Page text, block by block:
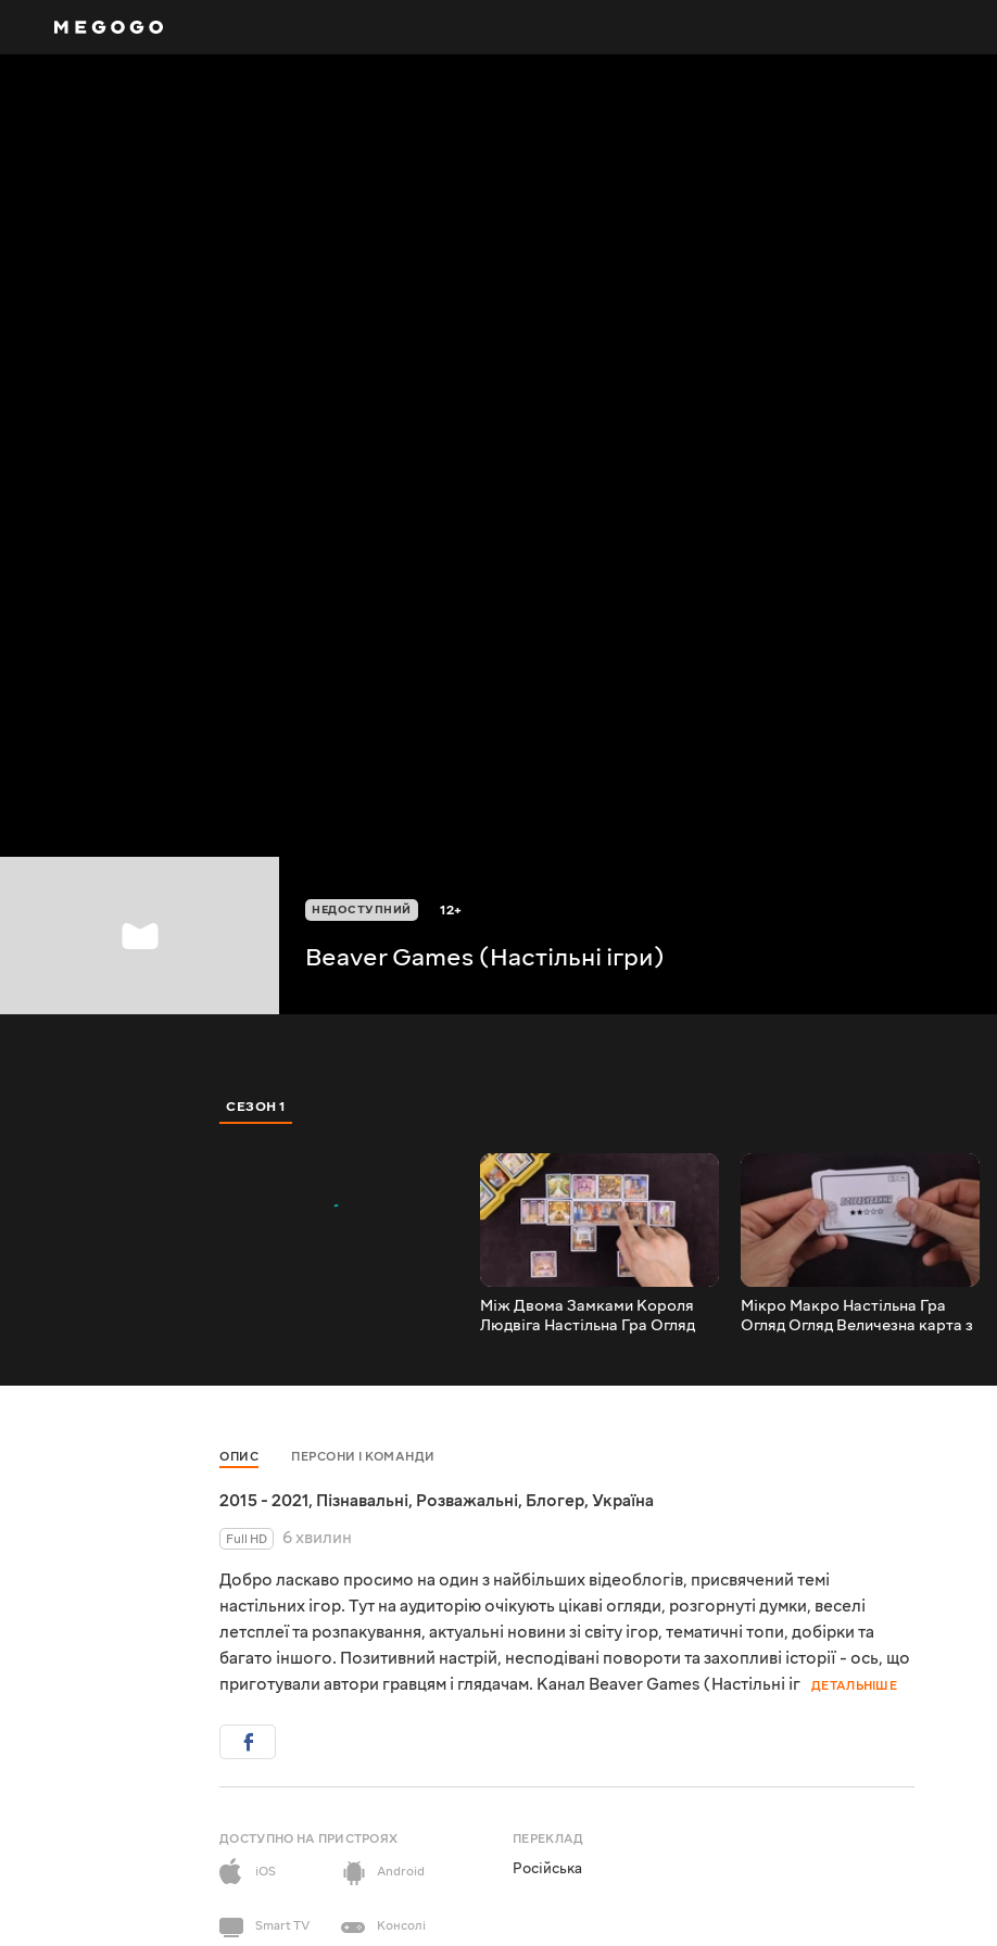
НЕДОСТУПНИЙ 12+
Beaver Games (Настільні ігри)
СЕЗОН 1
Між Двома Замками Короля
Людвіга Настільна Гра Огляд
Мікро Макро Настільна Гра
Огляд Огляд Величезна карта з
ОПИС ПЕРСОНИ І КОМАНДИ
2015 - 2021, Пізнавальні, Розважальні, Блогер, Україна
Full HD
6 хвилин
Добро ласкаво просимо на один з найбільших відеоблогів, присвячений темі
настільних ігор. Тут на аудиторію очікують цікаві огляди, розгорнуті думки, веселі
летсплеї та розпакування, актуальні новини зі світу ігор, тематичні топи, добірки та
багато іншого. Позитивний настрій, несподівані повороти та захопливі історії - ось, що
приготували автори гравцям і глядачам. Канал Beaver Games (Настільні іг
ДЕТАЛЬНІШЕ
ДОСТУПНО НА ПРИСТРОЯХ
iOS
Android
Smart TV Консолі
ПЕРЕКЛАД
Російська